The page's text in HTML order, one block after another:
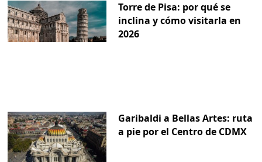
Torre de Pisa: por qué se
inclina y cómo visitarla en
2026
Garibaldi a Bellas Artes: ruta
a pie por el Centro de CDMX